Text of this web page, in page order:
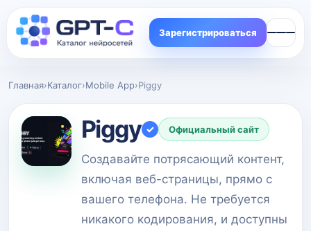
Зарегистрироваться
Главная›Каталог›Mobile App›Piggy
Piggy ✓ Официальный сайт
Создавайте потрясающий контент,
включая веб-страницы, прямо с
вашего телефона. Не требуется
никакого кодирования, и доступны